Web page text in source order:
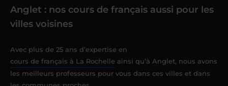
Anglet : nos cours de français aussi pour les
villes voisines
Avec plus de 25 ans d’expertise en
cours de français à La Rochelle ainsi qu’à Anglet, nous avons
les meilleurs professeurs pour vous dans ces villes et dans